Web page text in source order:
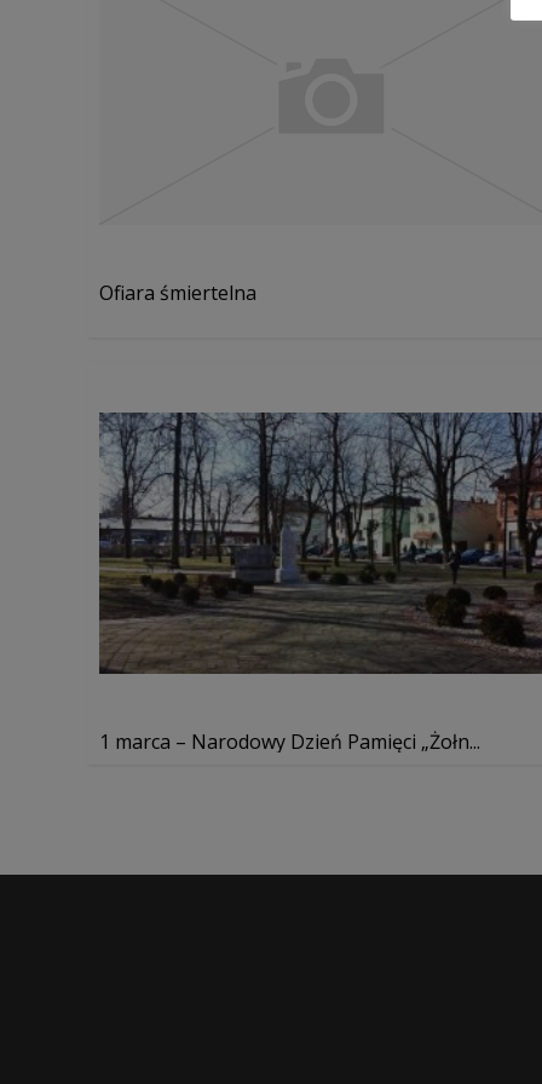
Ofiara śmiertelna
1 marca – Narodowy Dzień Pamięci „Żołn...